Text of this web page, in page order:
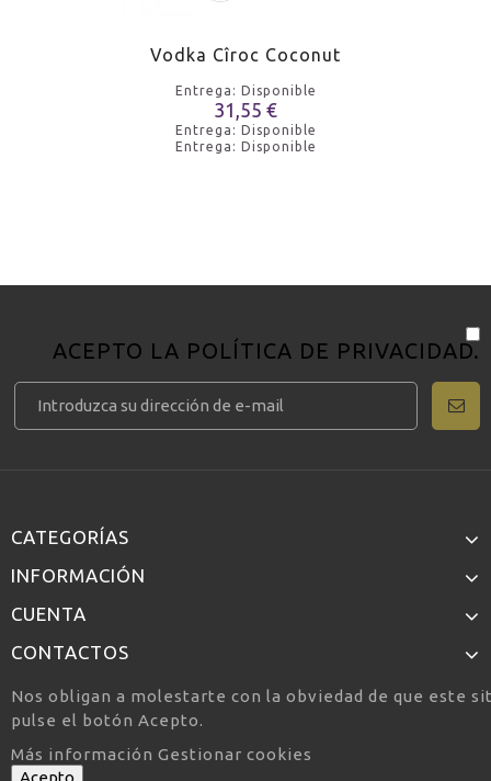
Vodka Cîroc Coconut
Entrega: Disponible
31,55 €
Entrega: Disponible
Entrega: Disponible
ACEPTO LA POLÍTICA DE PRIVACIDAD.
CATEGORÍAS
INFORMACIÓN
CUENTA
CONTACTOS
Nos obligan a molestarte con la obviedad de que este
pulse el botón Acepto.
Más información Gestionar cookies
Acepto